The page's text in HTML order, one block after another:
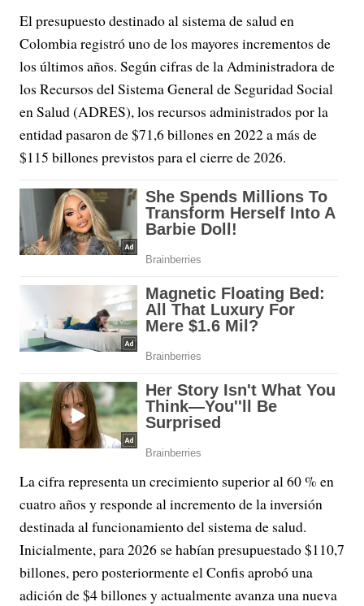
El presupuesto destinado al sistema de salud en
Colombia registró uno de los mayores incrementos de
los últimos años. Según cifras de la Administradora de
los Recursos del Sistema General de Seguridad Social
en Salud (ADRES), los recursos administrados por la
entidad pasaron de $71,6 billones en 2022 a más de
$115 billones previstos para el cierre de 2026.
La cifra representa un crecimiento superior al 60 % en
cuatro años y responde al incremento de la inversión
destinada al funcionamiento del sistema de salud.
Inicialmente, para 2026 se habían presupuestado $110,7
billones, pero posteriormente el Confis aprobó una
adición de $4 billones y actualmente avanza una nueva